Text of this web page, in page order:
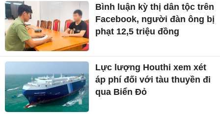
Bình luận kỳ thị dân tộc trên
Facebook, người đàn ông bị
phạt 12,5 triệu đồng
Lực lượng Houthi xem xét
áp phí đối với tàu thuyền đi
qua Biển Đỏ